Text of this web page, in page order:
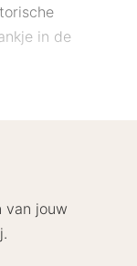
in de
televisie
douche.
voordat je
weer? Dan is
van jouw